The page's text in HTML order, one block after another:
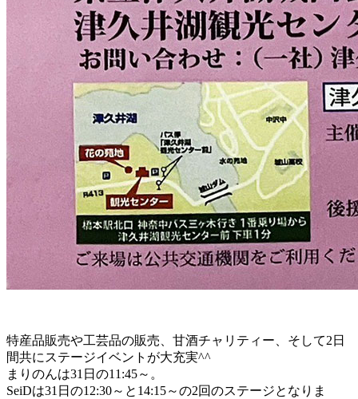
特産品販売や工芸品の販売、甘酒チャリティー、そして2日
間共にステージイベントが大充実^^
まりのんは31日の11:45～。
SeiDは31日の12:30～と14:15～の2回のステージとなりま